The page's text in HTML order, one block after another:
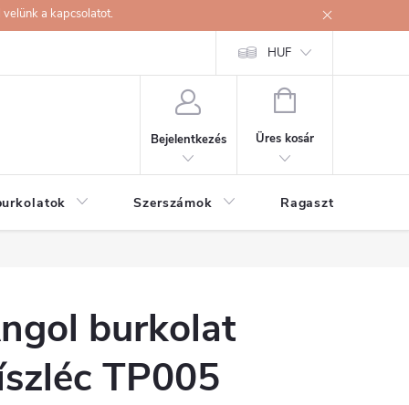
a kapcsolatot.
HUF
Bejelentkezés
KOSÁR
Üres kosár
Szerszámok Ragasztók
burkolat
TP005